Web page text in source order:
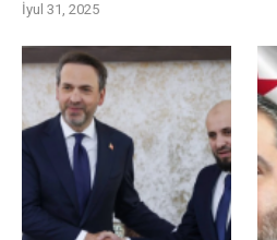
İyul 31, 2025